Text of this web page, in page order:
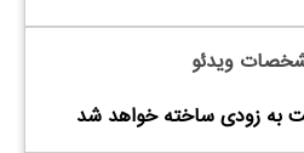
ویدئو
به زودی ساخته خواهد شد